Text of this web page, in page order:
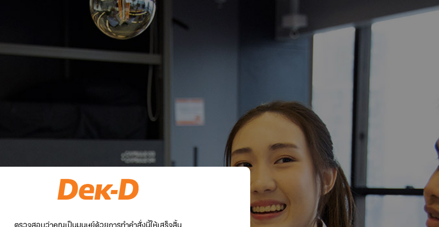
ตรวจสอบว่าคุณเป็นมนุษย์ด้วยการทำคำสั่งนี้ให้เสร็จสิ้น